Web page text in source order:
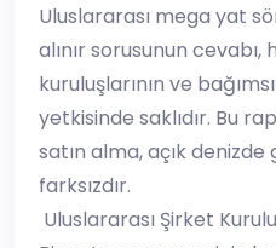
​Uluslararası mega yat
alınır sorusunun
kuruluşlarının ve
yetkisinde saklıdır. Bu
satın alma, açık
farksızdır.
Uluslararası Şirket